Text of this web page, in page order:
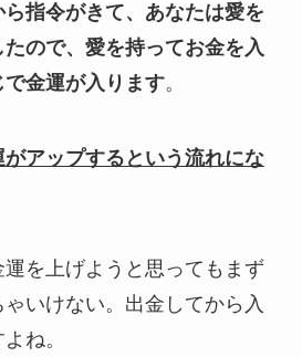
指令がきて、あなたは愛を
ので、 愛を持ってお金を入
で金運が入ります。
アップするという流れにな
運を上げようと思ってもまず
いけない。 出金してから入
ね。